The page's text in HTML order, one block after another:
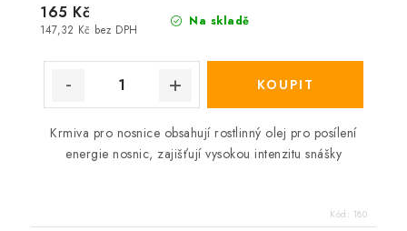
Na skladě
147,32 Kč bez DPH
165 Kč
Krmiva pro nosnice obsahují rostlinný olej pro posílení
energie nosnic, zajišťují vysokou intenzitu snášky
Kód: 180